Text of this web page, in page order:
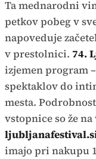
Ta mednarodni
petkov pobeg v
napoveduje
v prestolnici. 74.
izjemen program
spektaklov do
mesta.
vstopnice so že
imajo pri nakupu